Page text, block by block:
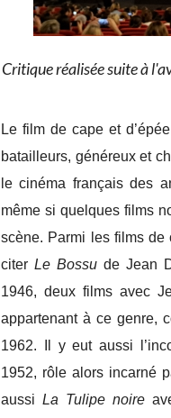
Critique réalisée suite à
Le film de cape et
batailleurs, généreux et
le cinéma français des
même si quelques films
scène. Parmi les films de
citer Le Bossu de Jean
1946, deux films avec
appartenant à ce genre,
1962. Il y eut aussi
1952, rôle alors incarné
aussi La Tulipe noire